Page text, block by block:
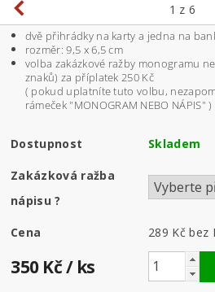
1 z 6
dvě přihrádky na karty a jedna na
rozměr: 9,5 x 6,5 cm
volba zakázkové ražby monogramu
znaků) za příplatek 250 Kč
( pokud uplatníte tuto volbu,
rámeček "MONOGRAM NEBO NÁPIS" )
Dostupnost Skladem
Zakázková ražba
nápisu?
Cena 289 Kč bez
350 Kč/ ks